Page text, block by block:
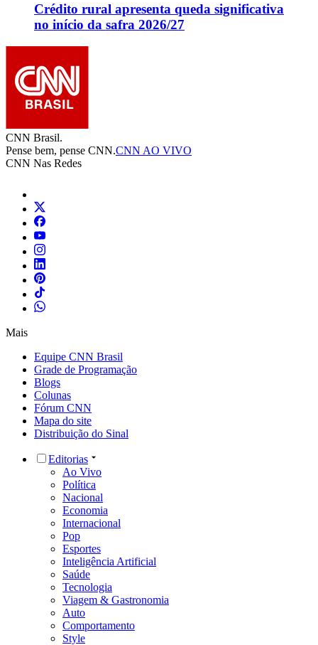
Crédito rural apresenta queda significativa
no início da safra 2026/27
CNN Brasil.
Pense bem, pense CNN.CNN AO VIVO
CNN Nas Redes
Mais
Equipe CNN Brasil
Grade de Programação
Blogs
Colunas
Fórum CNN
Mapa do site
Distribuição do Sinal
Editorias
Ao Vivo
Política
Nacional
Economia
Internacional
Pop
Esportes
Inteligência Artificial
Saúde
Tecnologia
Viagem & Gastronomia
Auto
Comportamento
Style